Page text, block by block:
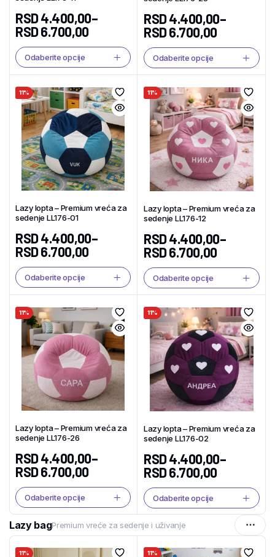
RSD4.400,00–
RSD6.700,00
Odaberite opcije
RSD4.400,00–
RSD6.700,00
Odaberite opcije
11%
Lazy lopta – Premium vreća za
sedenje LL176-01
RSD4.400,00–
RSD6.700,00
Odaberite opcije
11%
Lazy lopta – Premium vreća za
sedenje LL176-12
RSD4.400,00–
RSD6.700,00
Odaberite opcije
11%
Lazy lopta – Premium vreća za
sedenje LL176-26
RSD4.400,00–
RSD6.700,00
Odaberite opcije
11%
Lazy lopta – Premium vreća za
sedenje LL176-02
RSD4.400,00–
RSD6.700,00
Odaberite opcije
Lazy bagPremium vreće za sedenje i uživanje
11% 11%